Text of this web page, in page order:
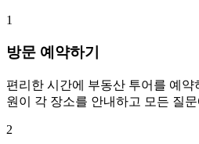
1
방문 예약하기
편리한 시간에 부동산 투어를 예
원이 각 장소를 안내하고 모든 질
2